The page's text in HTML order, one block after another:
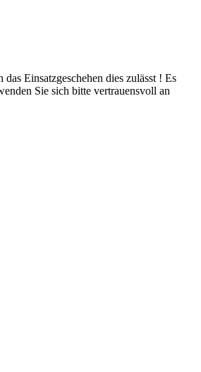
Einsatzgeschehen dies zulässt ! Es
Sie sich bitte vertrauensvoll an